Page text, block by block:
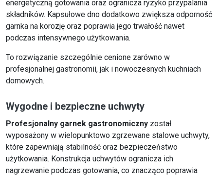
energetyczną gotowania oraz ogranicza ryzyko przypalania
składników. Kapsułowe dno dodatkowo zwiększa odporność
garnka na korozję oraz poprawia jego trwałość nawet
podczas intensywnego użytkowania.
To rozwiązanie szczególnie cenione zarówno w
profesjonalnej gastronomii, jak i nowoczesnych kuchniach
domowych.
Wygodne i bezpieczne uchwyty
Profesjonalny garnek gastronomiczny został
wyposażony w wielopunktowo zgrzewane stalowe uchwyty,
które zapewniają stabilność oraz bezpieczeństwo
użytkowania. Konstrukcja uchwytów ogranicza ich
nagrzewanie podczas gotowania, co znacząco poprawia